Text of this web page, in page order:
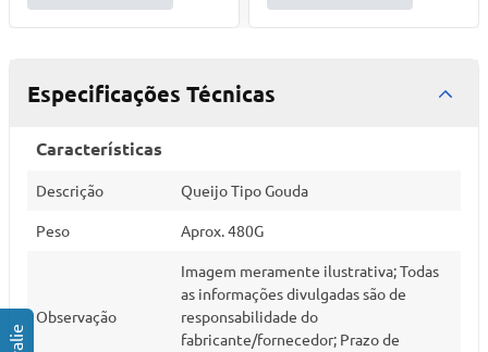
Especificações Técnicas
Características
Descrição Queijo Tipo Gouda
Peso Aprox. 480G
Observação
Imagem meramente ilustrativa; Todas
as informações divulgadas são de
responsabilidade do
fabricante/fornecedor; Prazo de